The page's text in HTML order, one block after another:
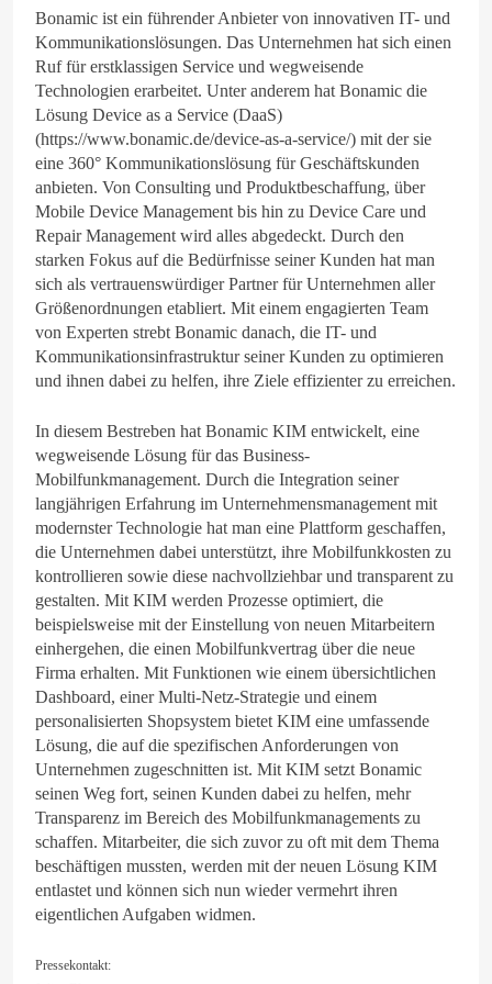
Bonamic ist ein führender Anbieter von innovativen IT- und
Kommunikationslösungen. Das Unternehmen hat sich einen
Ruf für erstklassigen Service und wegweisende
Technologien erarbeitet. Unter anderem hat Bonamic die
Lösung Device as a Service (DaaS)
(https://www.bonamic.de/device-as-a-service/) mit der sie
eine 360° Kommunikationslösung für Geschäftskunden
anbieten. Von Consulting und Produktbeschaffung, über
Mobile Device Management bis hin zu Device Care und
Repair Management wird alles abgedeckt. Durch den
starken Fokus auf die Bedürfnisse seiner Kunden hat man
sich als vertrauenswürdiger Partner für Unternehmen aller
Größenordnungen etabliert. Mit einem engagierten Team
von Experten strebt Bonamic danach, die IT- und
Kommunikationsinfrastruktur seiner Kunden zu optimieren
und ihnen dabei zu helfen, ihre Ziele effizienter zu erreichen.
In diesem Bestreben hat Bonamic KIM entwickelt, eine
wegweisende Lösung für das Business-
Mobilfunkmanagement. Durch die Integration seiner
langjährigen Erfahrung im Unternehmensmanagement mit
modernster Technologie hat man eine Plattform geschaffen,
die Unternehmen dabei unterstützt, ihre Mobilfunkkosten zu
kontrollieren sowie diese nachvollziehbar und transparent zu
gestalten. Mit KIM werden Prozesse optimiert, die
beispielsweise mit der Einstellung von neuen Mitarbeitern
einhergehen, die einen Mobilfunkvertrag über die neue
Firma erhalten. Mit Funktionen wie einem übersichtlichen
Dashboard, einer Multi-Netz-Strategie und einem
personalisierten Shopsystem bietet KIM eine umfassende
Lösung, die auf die spezifischen Anforderungen von
Unternehmen zugeschnitten ist. Mit KIM setzt Bonamic
seinen Weg fort, seinen Kunden dabei zu helfen, mehr
Transparenz im Bereich des Mobilfunkmanagements zu
schaffen. Mitarbeiter, die sich zuvor zu oft mit dem Thema
beschäftigen mussten, werden mit der neuen Lösung KIM
entlastet und können sich nun wieder vermehrt ihren
eigentlichen Aufgaben widmen.
Pressekontakt: